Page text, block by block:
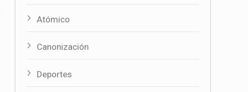
Atómico
Canonización
Deportes